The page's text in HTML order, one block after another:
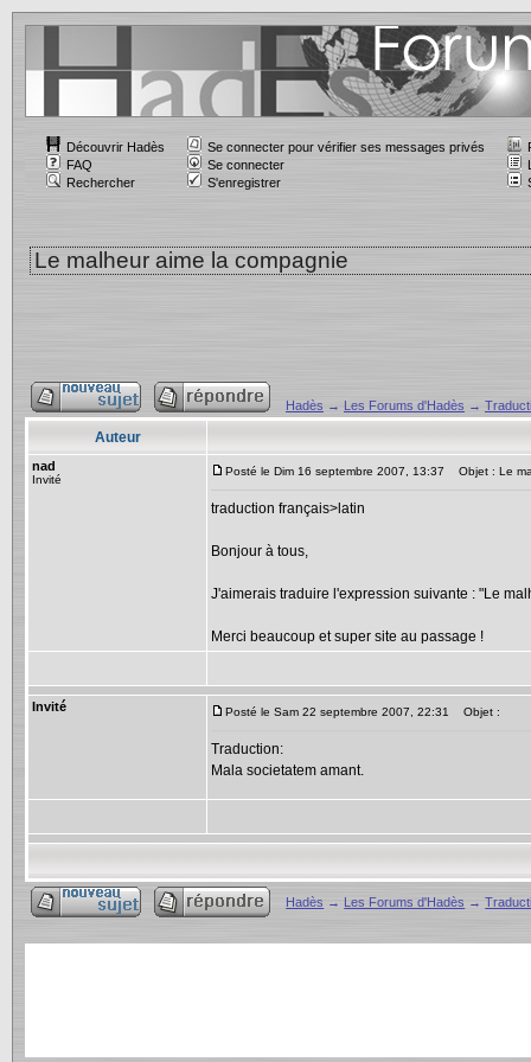
Découvrir Hadès
FAQ
Rechercher
Se connecter pour vérifier ses messages privés
Se connecter
S'enregistrer
Le malheur aime la compagnie
Hadès → Les Forums d'Hadès →
Auteur
nad
Invité
Posté le Dim 16 septembre 2007, 13:37 Objet : Le
traduction français>latin
Bonjour à tous,
J'aimerais traduire l'expression suivante : "Le
Merci beaucoup et super site au passage !
Invité Posté le Sam 22 septembre 2007, 22:31 Objet :
Traduction:
Mala societatem amant.
Hadès → Les Forums d'Hadès →